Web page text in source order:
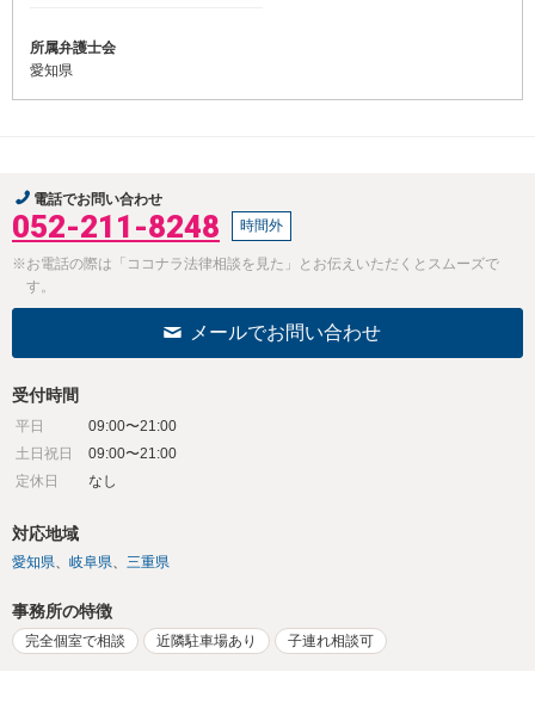
所属弁護士会
愛知県
電話でお問い合わせ
052-211-8248 時間外
※お電話の際は「ココナラ法律相談を見た」とお伝えいただくとスムーズで
す。
メールでお問い合わせ
受付時間
平日
09:00〜21:00
土日祝日
09:00〜21:00
定休日
なし
対応地域
愛知県 岐阜県 三重県
事務所の特徴
完全個室で相談 近隣駐車場あり 子連れ相談可